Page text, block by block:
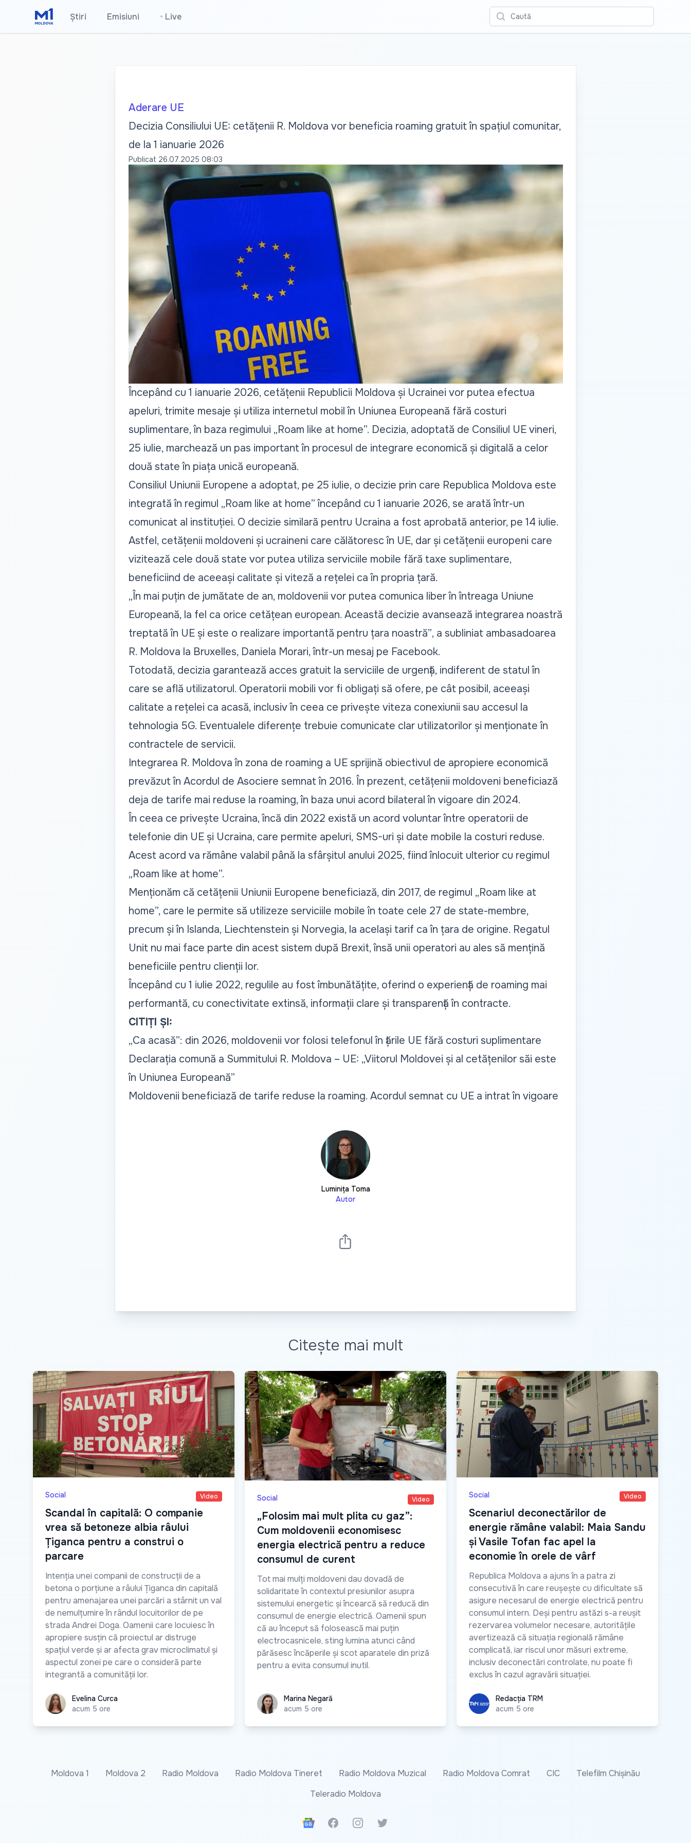
Știri Emisiuni • Live Caută
Aderare UE
Decizia Consiliului UE: cetățenii R. Moldova vor beneficia roaming gratuit în spațiul comunitar,
de la 1 ianuarie 2026
Publicat 26.07.2025 08:03
Începând cu 1 ianuarie 2026, cetățenii Republicii Moldova și Ucrainei vor putea efectua
apeluri, trimite mesaje și utiliza internetul mobil în Uniunea Europeană fără costuri
suplimentare, în baza regimului „Roam like at home”. Decizia, adoptată de Consiliul UE vineri,
25 iulie, marchează un pas important în procesul de integrare economică și digitală a celor
două state în piața unică europeană.
Consiliul Uniunii Europene a adoptat, pe 25 iulie, o decizie prin care Republica Moldova este
integrată în regimul „Roam like at home” începând cu 1 ianuarie 2026, se arată într-un
comunicat al instituției. O decizie similară pentru Ucraina a fost aprobată anterior, pe 14 iulie.
Astfel, cetățenii moldoveni și ucraineni care călătoresc în UE, dar și cetățenii europeni care
vizitează cele două state vor putea utiliza serviciile mobile fără taxe suplimentare,
beneficiind de aceeași calitate și viteză a rețelei ca în propria țară.
„În mai puțin de jumătate de an, moldovenii vor putea comunica liber în întreaga Uniune
Europeană, la fel ca orice cetățean european. Această decizie avansează integrarea noastră
treptată în UE și este o realizare importantă pentru țara noastră”, a subliniat ambasadoarea
R. Moldova la Bruxelles, Daniela Morari, într-un mesaj pe Facebook.
Totodată, decizia garantează acces gratuit la serviciile de urgență, indiferent de statul în
care se află utilizatorul. Operatorii mobili vor fi obligați să ofere, pe cât posibil, aceeași
calitate a rețelei ca acasă, inclusiv în ceea ce privește viteza conexiunii sau accesul la
tehnologia 5G. Eventualele diferențe trebuie comunicate clar utilizatorilor și menționate în
contractele de servicii.
Integrarea R. Moldova în zona de roaming a UE sprijină obiectivul de apropiere economică
prevăzut în Acordul de Asociere semnat în 2016. În prezent, cetățenii moldoveni beneficiază
deja de tarife mai reduse la roaming, în baza unui acord bilateral în vigoare din 2024.
În ceea ce privește Ucraina, încă din 2022 există un acord voluntar între operatorii de
telefonie din UE și Ucraina, care permite apeluri, SMS-uri și date mobile la costuri reduse.
Acest acord va rămâne valabil până la sfârșitul anului 2025, fiind înlocuit ulterior cu regimul
„Roam like at home”.
Menționăm că cetățenii Uniunii Europene beneficiază, din 2017, de regimul „Roam like at
home”, care le permite să utilizeze serviciile mobile în toate cele 27 de state-membre,
precum și în Islanda, Liechtenstein și Norvegia, la același tarif ca în țara de origine. Regatul
Unit nu mai face parte din acest sistem după Brexit, însă unii operatori au ales să mențină
beneficiile pentru clienții lor.
Începând cu 1 iulie 2022, regulile au fost îmbunătățite, oferind o experiență de roaming mai
performantă, cu conectivitate extinsă, informații clare și transparență în contracte.
CITIȚI ȘI:
„Ca acasă”: din 2026, moldovenii vor folosi telefonul în țările UE fără costuri suplimentare
Declarația comună a Summitului R. Moldova – UE: „Viitorul Moldovei și al cetățenilor săi este
în Uniunea Europeană”
Moldovenii beneficiază de tarife reduse la roaming. Acordul semnat cu UE a intrat în vigoare
Luminița Toma
Autor
Citește mai mult
Social Video
Scandal în capitală: O companie
vrea să betoneze albia râului
Țiganca pentru a construi o
parcare
Intenția unei companii de construcții de a
betona o porțiune a râului Țiganca din capitală
pentru amenajarea unei parcări a stârnit un val
de nemulțumire în rândul locuitorilor de pe
strada Andrei Doga. Oamenii care locuiesc în
apropiere susțin că proiectul ar distruge
spațiul verde și ar afecta grav microclimatul și
aspectul zonei pe care o consideră parte
integrantă a comunității lor.
Evelina CurcaEvelina Curca
acum 5 ore
Social Video
„Folosim mai mult plita cu gaz”:
Cum moldovenii economisesc
energia electrică pentru a reduce
consumul de curent
Tot mai mulți moldoveni dau dovadă de
solidaritate în contextul presiunilor asupra
sistemului energetic și încearcă să reducă din
consumul de energie electrică. Oamenii spun
că au început să folosească mai puțin
electrocasnicele, sting lumina atunci când
părăsesc încăperile și scot aparatele din priză
pentru a evita consumul inutil.
Marina Negară
Marina Negară
acum 5 ore
Social Video
Scenariul deconectărilor de
energie rămâne valabil: Maia Sandu
și Vasile Tofan fac apel la
economie în orele de vârf
Republica Moldova a ajuns în a patra zi
consecutivă în care reușește cu dificultate să
asigure necesarul de energie electrică pentru
consumul intern. Deși pentru astăzi s-a reușit
rezervarea volumelor necesare, autoritățile
avertizează că situația regională rămâne
complicată, iar riscul unor măsuri extreme,
inclusiv deconectări controlate, nu poate fi
exclus în cazul agravării situației.
Redacția TRM
Redacția TRM
acum 5 ore
Moldova 1 Moldova 2 Radio Moldova Radio Moldova Tineret Radio Moldova Muzical Radio Moldova Comrat CIC
Telefilm Chișinău
Teleradio Moldova
Google News
FacebookInstagramTwitter